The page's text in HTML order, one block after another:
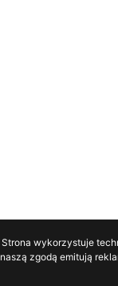
Strona wykorzystuje
naszą zgodą emitują